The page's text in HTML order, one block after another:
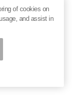
of cookies on
and assist in